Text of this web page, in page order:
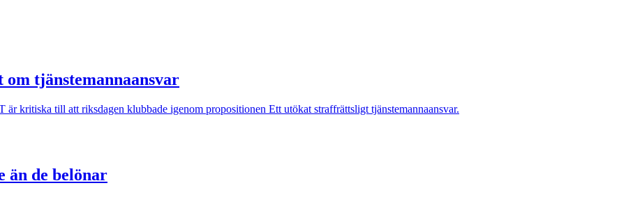
tjänstemannaansvar
kritiska till att riksdagen klubbade igenom propositionen Ett utökat straffrättsligt tjänstemannaansvar.
de belönar